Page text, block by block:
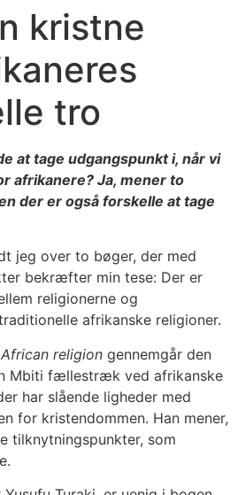
kristne
tro
at tage udgangspunkt i, når vi
afrikanere? Ja, mener to
der er også forskelle at tage
jeg over to bøger, der med
bekræfter min tese: Der er
religionerne og
afrikanske religioner.
religion gennemgår den
Mbiti fællestræk ved afrikanske
har slående ligheder med
for kristendommen. Han mener,
tilknytningspunkter, som